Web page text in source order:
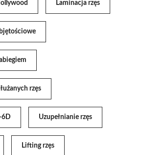
Laminacja rzęs
rzęs
6D Uzupełnianie rzęs
Lifting rzęs